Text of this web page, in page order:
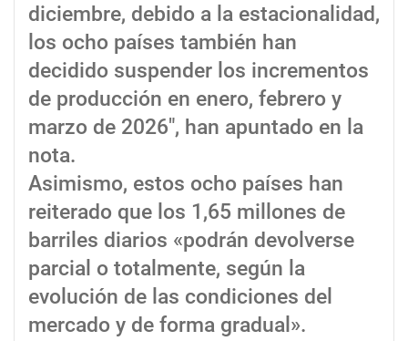
diciembre, debido a la estacionalidad,
los ocho países también han
decidido suspender los incrementos
de producción en enero, febrero y
marzo de 2026″, han apuntado en la
nota.
Asimismo, estos ocho países han
reiterado que los 1,65 millones de
barriles diarios «podrán devolverse
parcial o totalmente, según la
evolución de las condiciones del
mercado y de forma gradual».